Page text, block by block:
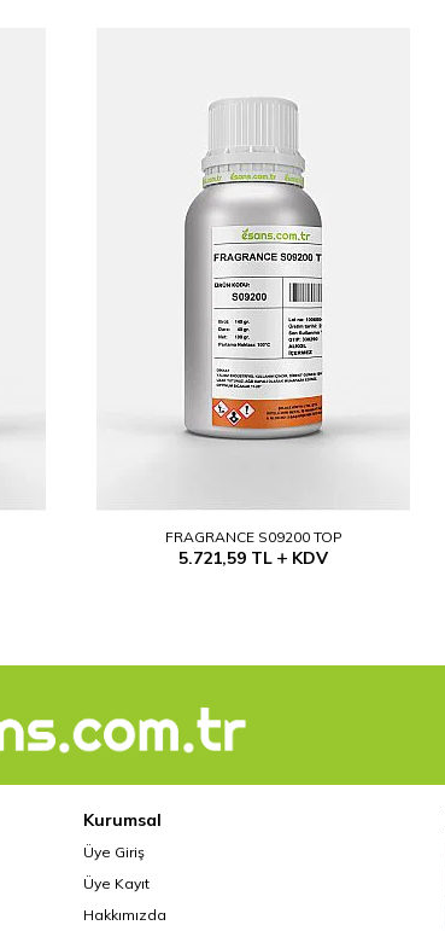
FRAGRANCE S09200 TOP
5.721,59 TL KDV
Kurumsal
Üye Giriş
Üye Kayıt
Hakkımızda